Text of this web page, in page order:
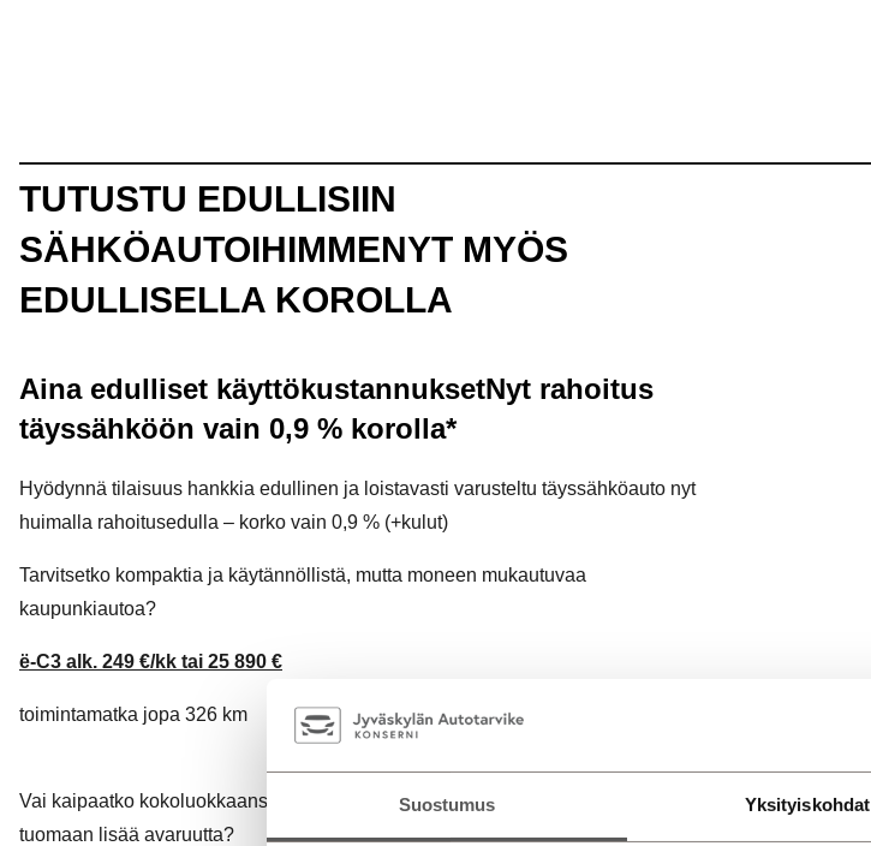
Suostumus Yksityiskohdat
TUTUSTU EDULLISIIN
SÄHKÖAUTOIHIMMENYT MYÖS
EDULLISELLA KOROLLA
Aina edulliset käyttökustannuksetNyt rahoitus
täyssähköön vain 0,9 % korolla*
Hyödynnä tilaisuus hankkia edullinen ja loistavasti varusteltu täyssähköauto nyt
huimalla rahoitusedulla – korko vain 0,9 % (+kulut)
Tarvitsetko kompaktia ja käytännöllistä, mutta moneen mukautuvaa
kaupunkiautoa?
ë-C3 alk. 249 €/kk tai 25 890 €
toimintamatka jopa 326 km
Vai kaipaatko kokoluokkaansa isommat tilat ratkomaan arjen haasteet ja
tuomaan lisää avaruutta?